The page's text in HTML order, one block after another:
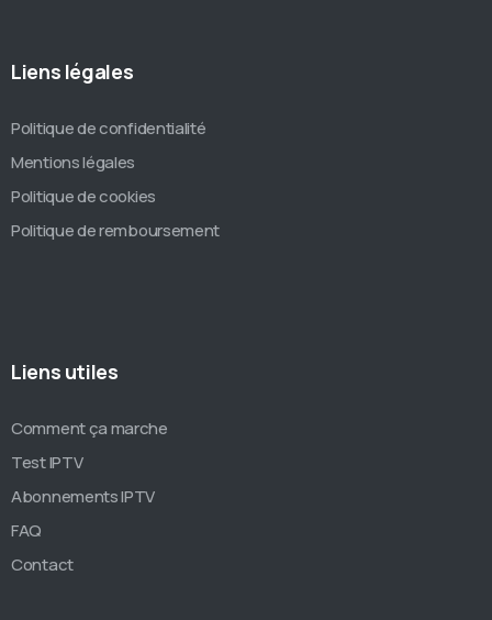
Liens légales
Politique de confidentialité
Mentions légales
Politique de cookies
Politique de remboursement
Liens utiles
Comment ça marche
Test IPTV
Abonnements IPTV
FAQ
Contact